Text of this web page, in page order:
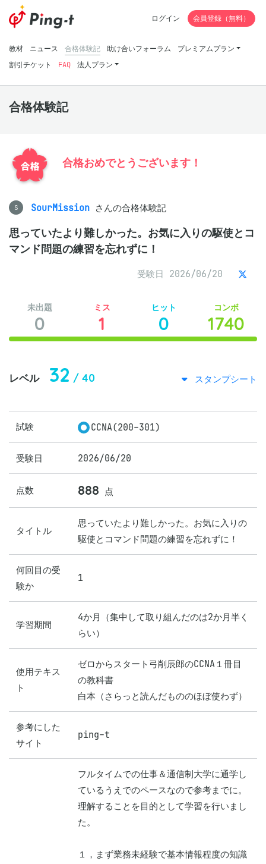
教材 ニュース 合格体験記 助け合いフォーラム
プレミアムプラン
割引チケット
FAQ 法人プラン
ログイン 会員登録（無料）
合格体験記
合格おめでとうございます！
S SourMission さんの合格体験記
思っていたより難しかった。お気に入りの駆使とコ
マンド問題の練習を忘れずに！
受験日 2026/06/20
未出題
0
ミス
1
ヒット
0
コンボ
1740
レベル 32 / 40 スタンプシート
試験 CCNA(200-301)
受験日 2026/06/20
点数 888 点
タイトル
思っていたより難しかった。お気に入りの
駆使とコマンド問題の練習を忘れずに！
何回目の受
験か
1
学習期間
4か月（集中して取り組んだのは2か月半く
らい）
使用テキス
ト
ゼロからスタート弓削辰郎のCCNA１冊目
の教科書
白本（さらっと読んだもののほぼ使わず）
参考にした
サイト
ping-t
フルタイムでの仕事＆通信制大学に通学し
ているうえでのペースなので参考までに。
理解することを目的として学習を行いまし
た。
１，まず業務未経験で基本情報程度の知識